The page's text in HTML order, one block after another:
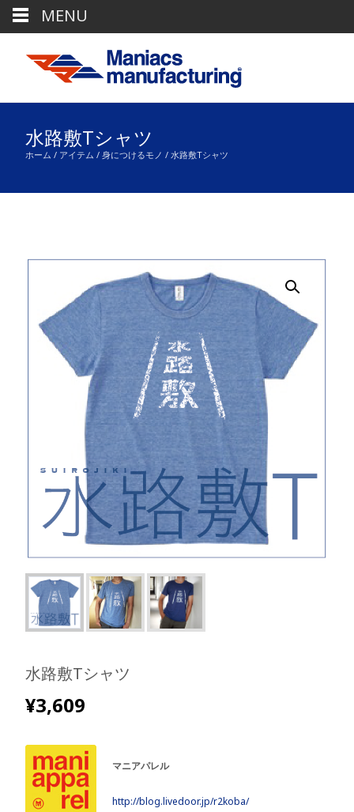
水路敷Tシャツ
ホーム / アイテム / 身につけるモノ / 水路敷Tシャツ
水路敷Tシャツ
¥3,609
マニアパレル
http://blog.livedoor.jp/r2koba/
MENU